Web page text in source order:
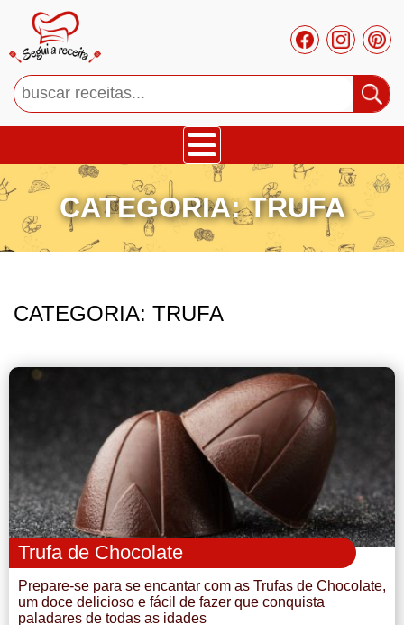
Bolos
Tortas
Salgado
Pão
Salada
Almoço
Cocada
CATEGORIA:TRUFA
CATEGORIA: TRUFA
Trufa de Chocolate
Prepare-se para se encantar com as Trufas de Chocolate,
um doce delicioso e fácil de fazer que conquista
paladares de todas as idades